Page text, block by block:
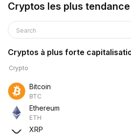
Cryptos les plus tendance
Search
Cryptos à plus forte
Crypto
Bitcoin
BTC
Ethereum
ETH
XRP